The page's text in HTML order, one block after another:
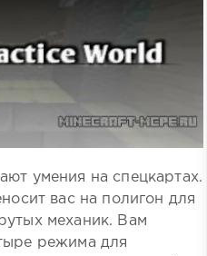
умения на спецкартах.
вас на полигон для
механик. Вам
режима для